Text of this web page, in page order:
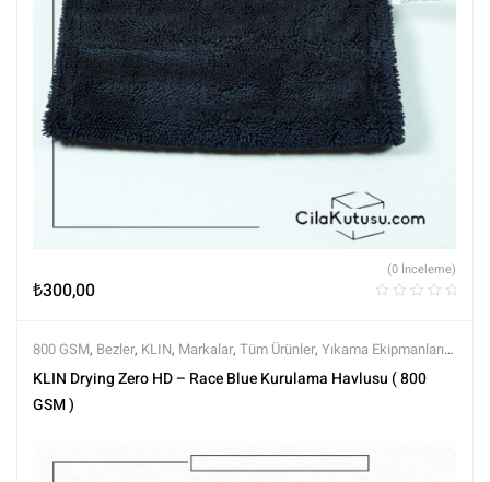
₺300,00
(0 İnceleme)
800 GSM, Bezler, KLIN, Markalar, Tüm Ürünler, Yıkama Ekipmanları,
Yıkama Ürünleri
KLIN Drying Zero HD – Race Blue Kurulama Havlusu ( 800
GSM )